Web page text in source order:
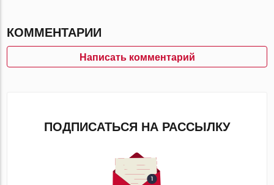
КОММЕНТАРИИ
Написать комментарий
ПОДПИСАТЬСЯ НА РАССЫЛКУ